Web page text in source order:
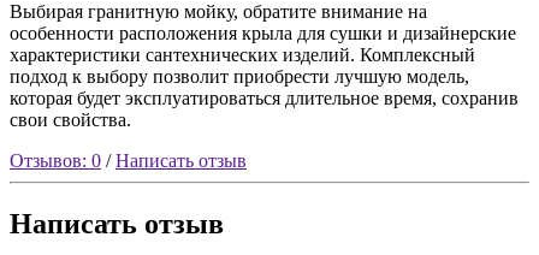
Выбирая гранитную мойку, обратите внимание на
особенности расположения крыла для сушки и дизайнерские
характеристики сантехнических изделий. Комплексный
подход к выбору позволит приобрести лучшую модель,
которая будет эксплуатироваться длительное время, сохранив
свои свойства.
Отзывов: 0 /Написать отзыв
Написать отзыв